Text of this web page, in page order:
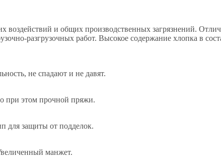
и общих производственных загрязнений.
разгрузочных работ. Высокое содержание хлопка в
не спадают и не давят.
при этом прочной пряжи.
для защиты от подделок.
манжет.